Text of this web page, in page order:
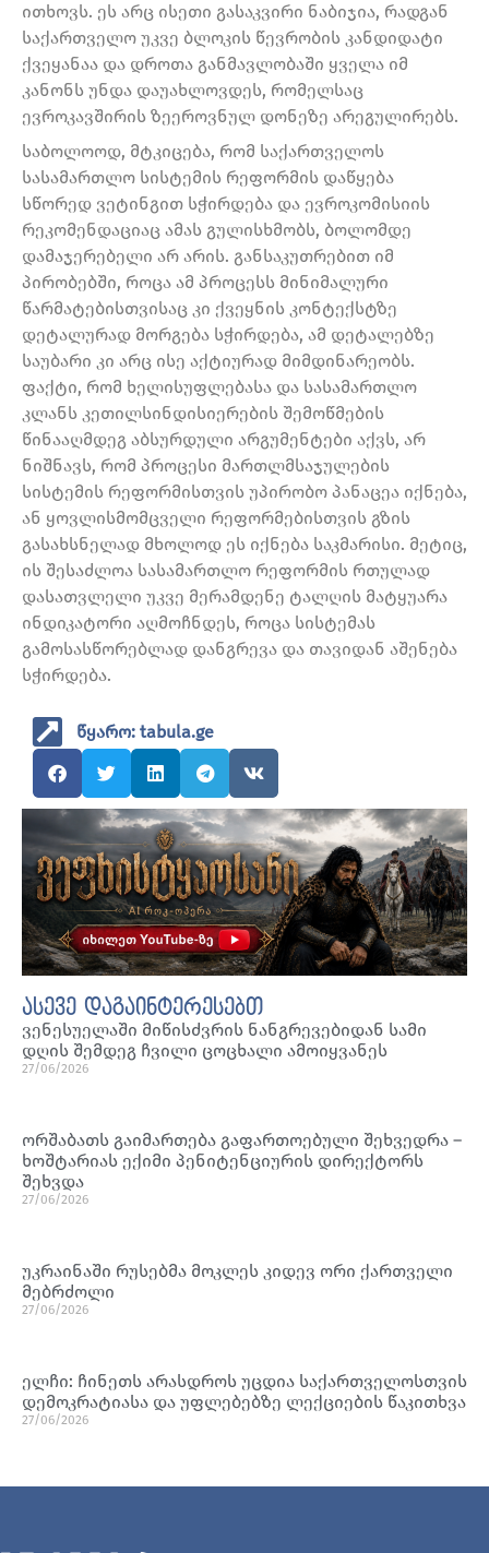
ითხოვს. ეს არც ისეთი გასაკვირი ნაბიჯია, რადგან
საქართველო უკვე ბლოკის წევრობის კანდიდატი
ქვეყანაა და დროთა განმავლობაში ყველა იმ
კანონს უნდა დაუახლოვდეს, რომელსაც
ევროკავშირის ზეეროვნულ დონეზე არეგულირებს.
საბოლოოდ, მტკიცება, რომ საქართველოს
სასამართლო სისტემის რეფორმის დაწყება
სწორედ ვეტინგით სჭირდება და ევროკომისიის
რეკომენდაციაც ამას გულისხმობს, ბოლომდე
დამაჯერებელი არ არის. განსაკუთრებით იმ
პირობებში, როცა ამ პროცესს მინიმალური
წარმატებისთვისაც კი ქვეყნის კონტექსტზე
დეტალურად მორგება სჭირდება, ამ დეტალებზე
საუბარი კი არც ისე აქტიურად მიმდინარეობს.
ფაქტი, რომ ხელისუფლებასა და სასამართლო
კლანს კეთილსინდისიერების შემოწმების
წინააღმდეგ აბსურდული არგუმენტები აქვს, არ
ნიშნავს, რომ პროცესი მართლმსაჯულების
სისტემის რეფორმისთვის უპირობო პანაცეა იქნება,
ან ყოვლისმომცველი რეფორმებისთვის გზის
გასახსნელად მხოლოდ ეს იქნება საკმარისი. მეტიც,
ის შესაძლოა სასამართლო რეფორმის რთულად
დასათვლელი უკვე მერამდენე ტალღის მატყუარა
ინდიკატორი აღმოჩნდეს, როცა სისტემას
გამოსასწორებლად დანგრევა და თავიდან აშენება
სჭირდება.
წყარო: tabula.ge
ასევე დაგაინტერესებთ
ვენესუელაში მიწისძვრის ნანგრევებიდან სამი
დღის შემდეგ ჩვილი ცოცხალი ამოიყვანეს
27/06/2026
ორშაბათს გაიმართება გაფართოებული შეხვედრა –
ხოშტარიას ექიმი პენიტენციურის დირექტორს
შეხვდა
27/06/2026
უკრაინაში რუსებმა მოკლეს კიდევ ორი ქართველი
მებრძოლი
27/06/2026
ელჩი: ჩინეთს არასდროს უცდია საქართველოსთვის
დემოკრატიასა და უფლებებზე ლექციების წაკითხვა
27/06/2026